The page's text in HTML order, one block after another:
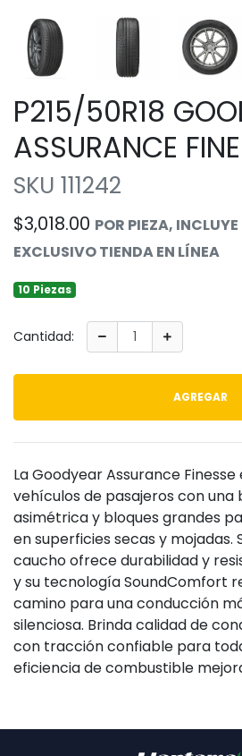
P215/50R18
ASSURANCE
SKU 111242
$3,018.00 POR PIEZA,
EXCLUSIVO TIENDA EN LÍNEA
10 Piezas
Cantidad:
AGREGAR
La Goodyear Assurance
vehículos de pasajeros con una
asimétrica y bloques grandes
en superficies secas y mojadas.
caucho ofrece durabilidad y
y su tecnología SoundComfort
camino para una conducción
silenciosa. Brinda calidad de
con tracción confiable para
eficiencia de combustible